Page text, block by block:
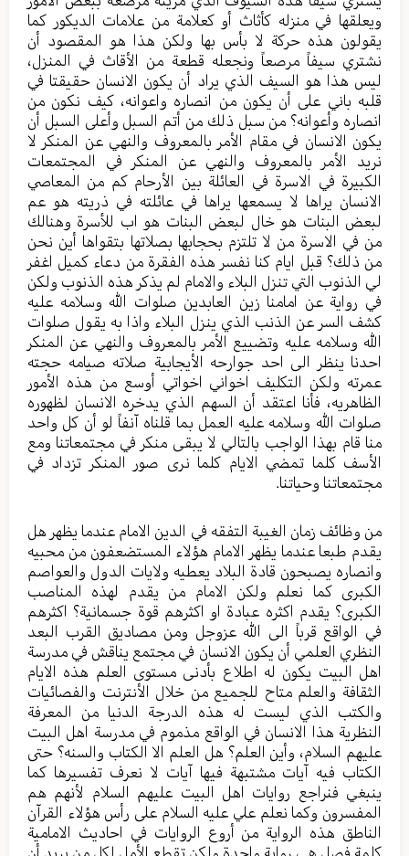
ويعلقها في منزله كأثاث أو كعلامة من علامات الديكور كما
يقولون هذه حركة لا بأس بها ولكن هذا هو المقصود أن
نشتري سيفاً مرصعاً ونجعله قطعة من الأقاث في المنزل،
ليس هذا هو السيف الذي يراد أن يكون الانسان حقيقتا في
قلبه باني على أن يكون من انصاره واعوانه، كيف نكون من
انصاره وأعوانه؟ من سبل ذلك من أتم السبل وأعلى السبل أن
يكون الانسان في مقام الأمر بالمعروف والنهي عن المنكر لا
نريد الأمر بالمعروف والنهي عن المنكر في المجتمعات
الكبيرة في الاسرة في العائلة بين الأرحام كم من المعاصي
الانسان يراها لا يسمعها يراها في عائلته في ذريته هو عم
لبعض البنات هو خال لبعض البنات هو اب للأسرة وهنالك
من في الاسرة من لا تلتزم بحجابها بصلاتها بتقواها أين نحن
من ذلك؟ قبل ايام كنا نفسر هذه الفقرة من دعاء كميل اغفر
لي الذنوب التي تنزل البلاء والامام لم يذكر هذه الذنوب ولكن
في رواية عن امامنا زين العابدين صلوات الله وسلامه عليه
كشف السر عن الذنب الذي ينزل البلاء واذا به يقول صلوات
الله وسلامه عليه وتضييع الأمر بالمعروف والنهي عن المنكر
احدنا ينظر الى احد جوارحه الأيجابية صلاته صيامه حجته
عمرته ولكن التكليف اخواني اخواتي أوسع من هذه الأمور
الظاهريه، فأنا اعتقد أن السهم الذي يدخره الانسان لظهوره
صلوات الله وسلامه عليه العمل بما قلناه آنفاً لو أن كل واحد
منا قام بهذا الواجب بالتالي لا يبقى منكر في مجتمعاتنا ومع
الأسف كلما تمضي الايام كلما نرى صور المنكر تزداد في
مجتمعاتنا وحياتنا.
من وظائف زمان الغيبة التفقه في الدين الامام عندما يظهر هل
يقدم طبعا عندما يظهر الامام هؤلاء المستضعفون من محبيه
وانصاره يصبحون قادة البلاد يعطيه ولايات الدول والعواصم
الكبرى كما نعلم ولكن الامام من يقدم لهذه المناصب
الكبرى؟ يقدم اكثره عبادة او اكثرهم قوة جسمانية؟ اكثرهم
في الواقع قرباً الى الله عزوجل ومن مصاديق القرب البعد
النظري العلمي أن يكون الانسان في مجتمع يناقش في مدرسة
اهل البيت يكون له اطلاع بأدنى مستوى العلم هذه الايام
الثقافة والعلم متاح للجميع من خلال الأنترنت والفصائيات
والكتب الذي ليست له هذه الدرجة الدنيا من المعرفة
النظرية هذا الانسان في الواقع مذموم في مدرسة اهل البيت
عليهم السلام، وأين العلم؟ هل العلم الا الكتاب والسنه؟ حتى
الكتاب فيه آيات مشتبهة فيها آيات لا نعرف تفسيرها كما
ينبغي فنراجع روايات اهل البيت عليهم السلام لأنهم هم
المفسرون وكما نعلم علي عليه السلام على رأس هؤلاء القرآن
الناطق هذه الرواية من أروع الروايات في احاديث الامامية